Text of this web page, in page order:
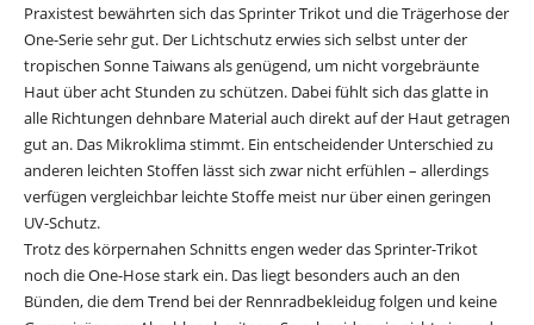
Praxistest bewährten sich das Sprinter Trikot und die Trägerhose der
One-Serie sehr gut. Der Lichtschutz erwies sich selbst unter der
tropischen Sonne Taiwans als genügend, um nicht vorgebräunte
Haut über acht Stunden zu schützen. Dabei fühlt sich das glatte in
alle Richtungen dehnbare Material auch direkt auf der Haut getragen
gut an. Das Mikroklima stimmt. Ein entscheidender Unterschied zu
anderen leichten Stoffen lässt sich zwar nicht erfühlen – allerdings
verfügen vergleichbar leichte Stoffe meist nur über einen geringen
UV-Schutz.
Trotz des körpernahen Schnitts engen weder das Sprinter-Trikot
noch die One-Hose stark ein. Das liegt besonders auch an den
Bünden, die dem Trend bei der Rennradbekleidug folgen und keine